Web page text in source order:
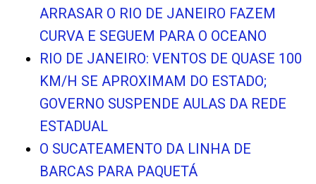
ARRASAR O RIO DE JANEIRO FAZEM
CURVA E SEGUEM PARA O OCEANO
RIO DE JANEIRO: VENTOS DE QUASE 100
KM/H SE APROXIMAM DO ESTADO;
GOVERNO SUSPENDE AULAS DA REDE
ESTADUAL
O SUCATEAMENTO DA LINHA DE
BARCAS PARA PAQUETÁ